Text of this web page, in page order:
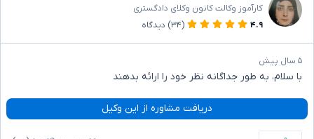
کارآموز وکالت کانون وکلای دادگستری
۴.۹
(۳۴) دیدگاه
۵ سال پیش
با سلام، به طور جداگانه نظر خود را ارائه بدهند
دریافت مشاوره از این وکیل